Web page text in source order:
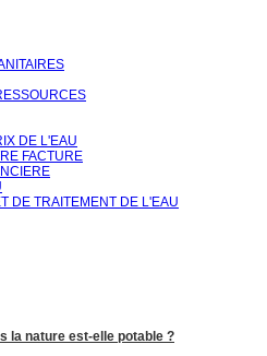
DE L'EAU
FACTURE
DE TRAITEMENT DE L'EAU
la nature est-elle potable ?